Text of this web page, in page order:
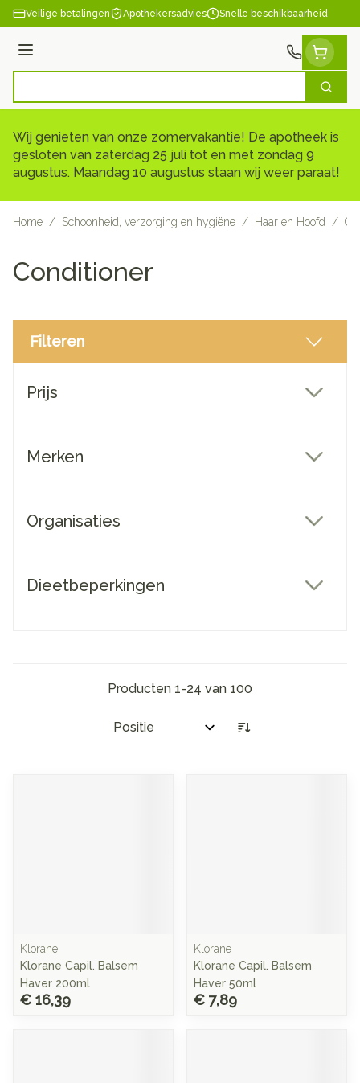
Ga naar de inhoud
Veilige betalingen Apothekersadvies Snelle beschikbaarheid
Menu
Zoek
Wij genieten van onze zomervakantie! De apotheek is
gesloten van zaterdag 25 juli tot en met zondag 9
augustus. Maandag 10 augustus staan wij weer paraat!
Home / Schoonheid, verzorging en hygiëne / Haar en Hoofd /
Conditioner
Filteren
Prijs
Merken
Organisaties
Dieetbeperkingen
Producten 1-24 van 100
Sorteer op:
Klorane
Klorane Capil. Balsem
Haver 200ml
€ 16,39
Klorane
Klorane Capil. Balsem
Haver 50ml
€ 7,89